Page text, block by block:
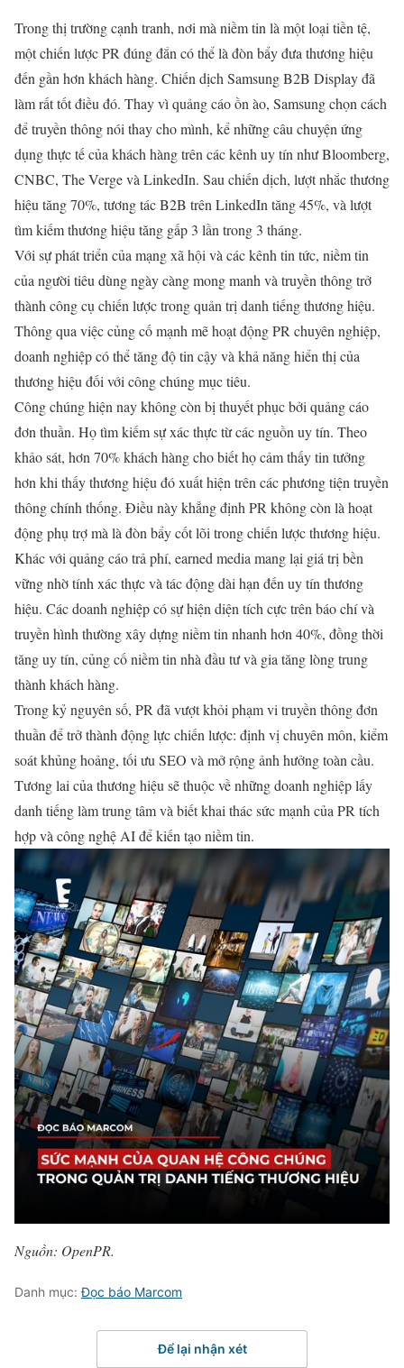
Trong thị trường cạnh tranh, nơi mà niềm tin là một loại tiền tệ,
một chiến lược PR đúng đắn có thể là đòn bẩy đưa thương hiệu
đến gần hơn khách hàng. Chiến dịch Samsung B2B Display đã
làm rất tốt điều đó. Thay vì quảng cáo ồn ào, Samsung chọn cách
để truyền thông nói thay cho mình, kể những câu chuyện ứng
dụng thực tế của khách hàng trên các kênh uy tín như Bloomberg,
CNBC, The Verge và LinkedIn. Sau chiến dịch, lượt nhắc thương
hiệu tăng 70%, tương tác B2B trên LinkedIn tăng 45%, và lượt
tìm kiếm thương hiệu tăng gấp 3 lần trong 3 tháng.
Với sự phát triển của mạng xã hội và các kênh tin tức, niềm tin
của người tiêu dùng ngày càng mong manh và truyền thông trở
thành công cụ chiến lược trong quản trị danh tiếng thương hiệu.
Thông qua việc củng cố mạnh mẽ hoạt động PR chuyên nghiệp,
doanh nghiệp có thể tăng độ tin cậy và khả năng hiển thị của
thương hiệu đối với công chúng mục tiêu.
Công chúng hiện nay không còn bị thuyết phục bởi quảng cáo
đơn thuần. Họ tìm kiếm sự xác thực từ các nguồn uy tín. Theo
khảo sát, hơn 70% khách hàng cho biết họ cảm thấy tin tưởng
hơn khi thấy thương hiệu đó xuất hiện trên các phương tiện truyền
thông chính thống. Điều này khẳng định PR không còn là hoạt
động phụ trợ mà là đòn bẩy cốt lõi trong chiến lược thương hiệu.
Khác với quảng cáo trả phí, earned media mang lại giá trị bền
vững nhờ tính xác thực và tác động dài hạn đến uy tín thương
hiệu. Các doanh nghiệp có sự hiện diện tích cực trên báo chí và
truyền hình thường xây dựng niềm tin nhanh hơn 40%, đồng thời
tăng uy tín, củng cố niềm tin nhà đầu tư và gia tăng lòng trung
thành khách hàng.
Trong kỷ nguyên số, PR đã vượt khỏi phạm vi truyền thông đơn
thuần để trở thành động lực chiến lược: định vị chuyên môn, kiểm
soát khủng hoảng, tối ưu SEO và mở rộng ảnh hưởng toàn cầu.
Tương lai của thương hiệu sẽ thuộc về những doanh nghiệp lấy
danh tiếng làm trung tâm và biết khai thác sức mạnh của PR tích
hợp và công nghệ AI để kiến tạo niềm tin.
Nguồn: OpenPR.
Danh mục:Đọc báo Marcom
Để lại nhận xét